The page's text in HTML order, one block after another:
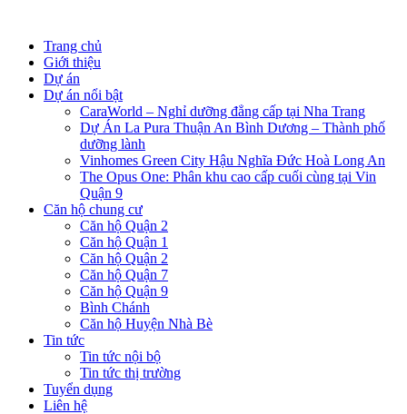
dung
Trang chủ
Giới thiệu
Dự án
Dự án nổi bật
CaraWorld – Nghỉ dưỡng đẳng cấp tại Nha Trang
Dự Án La Pura Thuận An Bình Dương – Thành phố
dưỡng lành
Vinhomes Green City Hậu Nghĩa Đức Hoà Long An
The Opus One: Phân khu cao cấp cuối cùng tại Vin
Quận 9
Căn hộ chung cư
Căn hộ Quận 2
Căn hộ Quận 1
Căn hộ Quận 2
Căn hộ Quận 7
Căn hộ Quận 9
Bình Chánh
Căn hộ Huyện Nhà Bè
Tin tức
Tin tức nội bộ
Tin tức thị trường
Tuyển dụng
Liên hệ